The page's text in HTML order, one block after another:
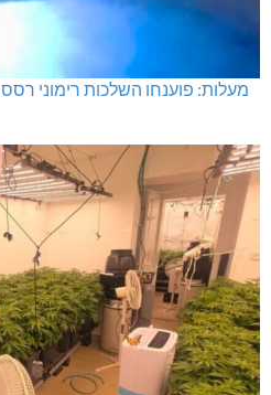
מעלות: פוענחו השלכות רימוני רסס